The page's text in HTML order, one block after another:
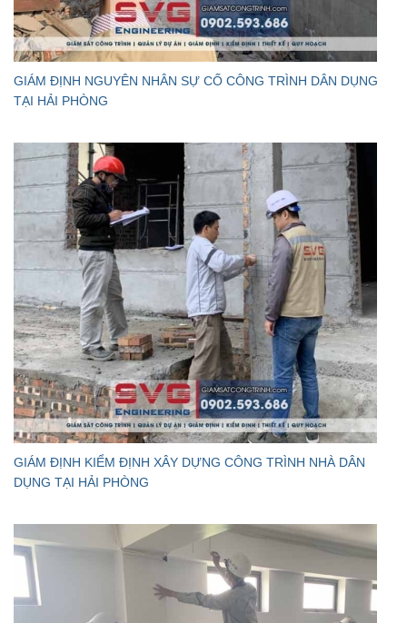
GIÁM ĐỊNH NGUYÊN NHÂN SỰ CỐ CÔNG TRÌNH DÂN DỤNG
TẠI HẢI PHÒNG
GIÁM ĐỊNH KIỂM ĐỊNH XÂY DỰNG CÔNG TRÌNH NHÀ DÂN
DỤNG TẠI HẢI PHÒNG